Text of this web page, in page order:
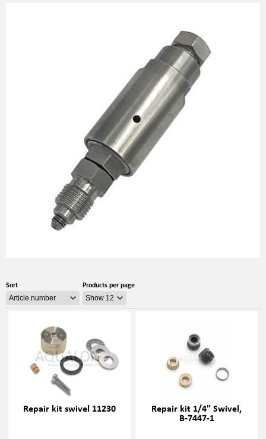
Sort Products per page
Repair kit swivel 11230 Repair kit 1/4" Swivel,
B-7447-1